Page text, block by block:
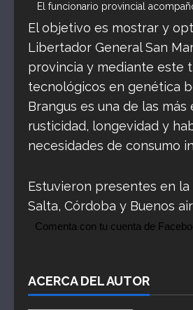
El funcionario provincial
El objetivo es mostrar y
Libertador General San
provincia y mediante este
tecnológicos en genética
Brangus es una de las
rusticidad, longevidad y
necesidades de consumo
Estuvieron presentes en
Salta, Córdoba y Buenos
Comenta con tu cuenta de
ACERCA DEL AUTOR